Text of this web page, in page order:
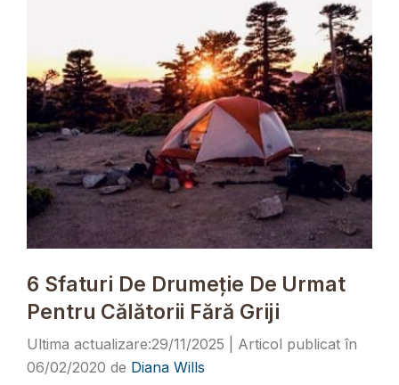
6 Sfaturi De Drumeție De Urmat
Pentru Călătorii Fără Griji
29/11/2025
06/02/2020 de Diana Wills